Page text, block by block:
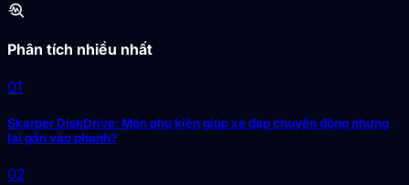
troubleshoot
Phân tích nhiều nhất
01
Skarper DiskDrive: Món phụ kiện giúp xe đạp chuyển động nhưng
lại gắn vào phanh?
02